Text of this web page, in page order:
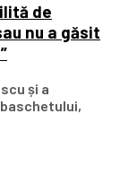
de
nu a găsit
și a